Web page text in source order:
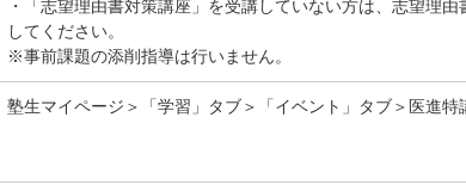
・「志望理由書対策講座」を受講していない方は、志望理
してください。
※事前課題の添削指導は行いません。
塾生マイページ＞「学習」タブ＞「イベント」タブ＞医進